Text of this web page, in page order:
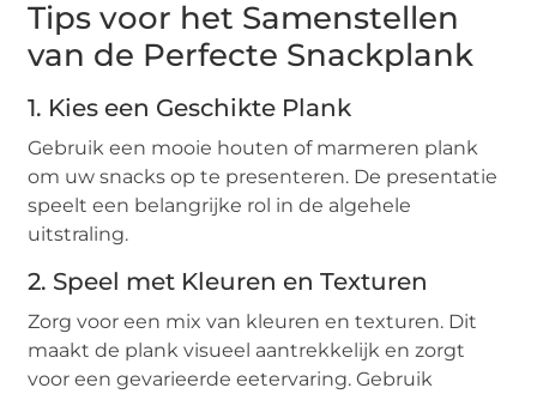
Tips voor het Samenstellen
van de Perfecte Snackplank
1. Kies een Geschikte Plank
Gebruik een mooie houten of marmeren plank
om uw snacks op te presenteren. De presentatie
speelt een belangrijke rol in de algehele
uitstraling.
2. Speel met Kleuren en Texturen
Zorg voor een mix van kleuren en texturen. Dit
maakt de plank visueel aantrekkelijk en zorgt
voor een gevarieerde eetervaring. Gebruik